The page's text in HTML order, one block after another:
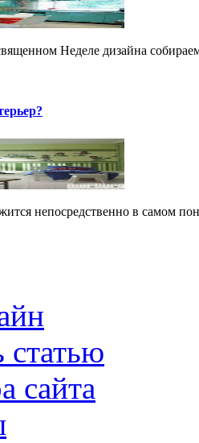
Неделе дизайна
непосредственно в самом
статью
сайта